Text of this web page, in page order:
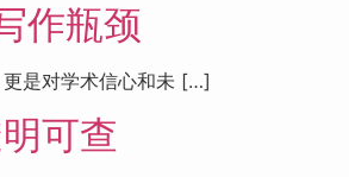
作瓶颈
更是对学术信心和未 […]
可查